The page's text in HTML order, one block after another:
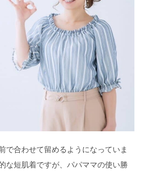
で合わせて留めるようになっていま
な短肌着ですが、パパママの使い勝